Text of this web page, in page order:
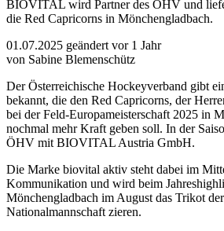
BIOVITAL wird Partner des ÖHV und
die Red Capricorns in Mönchengladbach.
01.07.2025 geändert vor 1 Jahr
von Sabine Blemenschütz
Der Österreichische Hockeyverband gibt
bekannt, die den Red Capricorns, der
bei der Feld-Europameisterschaft 2025 in
nochmal mehr Kraft geben soll. In der
ÖHV mit BIOVITAL Austria GmbH.
Die Marke biovital aktiv steht dabei im
Kommunikation und wird beim
Mönchengladbach im August das Trikot
Nationalmannschaft zieren.